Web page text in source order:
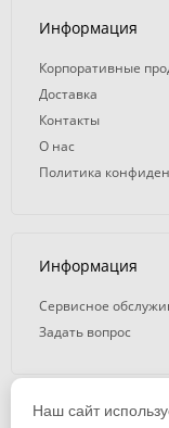
Информация
Корпоративные
Доставка
Контакты
О нас
Политика
Информация
Сервисное
Задать вопрос
Наш сайт